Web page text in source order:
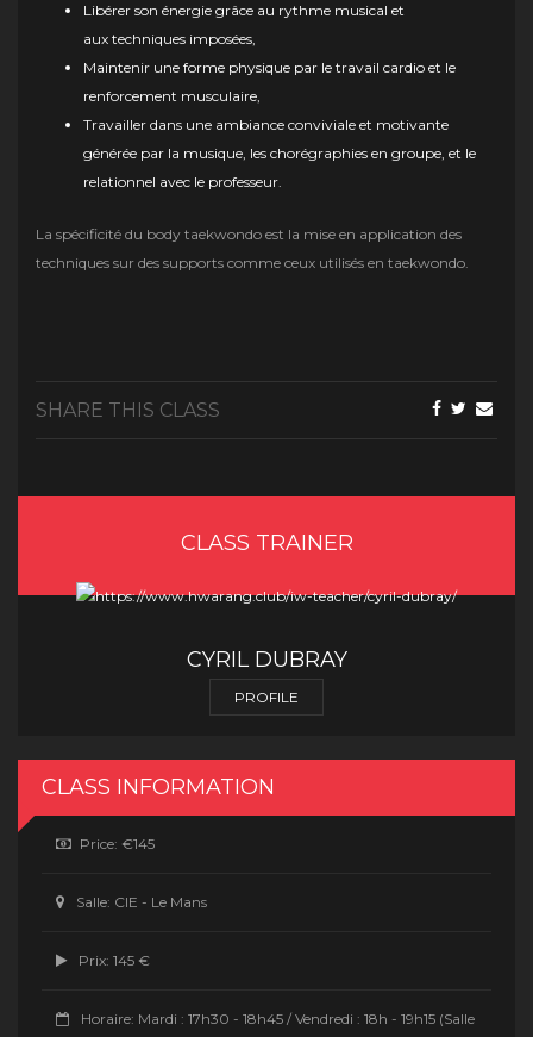
Libérer son énergie grâce au rythme musical et
aux techniques imposées,
Maintenir une forme physique par le travail cardio et le
renforcement musculaire,
Travailler dans une ambiance conviviale et motivante
générée par la musique, les chorégraphies en groupe, et le
relationnel avec le professeur.
La spécificité du body taekwondo est la mise en application des
techniques sur des supports comme ceux utilisés en taekwondo.
SHARE THIS CLASS
CLASS TRAINER
CYRIL DUBRAY
PROFILE
CLASS INFORMATION
Price: €145
Salle: CIE - Le Mans
Prix: 145 €
Horaire: Mardi : 17h30 - 18h45 / Vendredi : 18h - 19h15 (Salle